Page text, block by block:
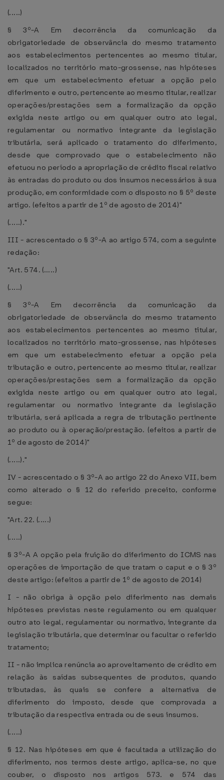
(.....)
§ 3º-A Em decorrência da comunicação da
obrigatoriedade de observância do mesmo tratamento
aos estabelecimentos pertencentes ao mesmo titular,
localizados no território mato-grossense, nas hipóteses
em que um estabelecimento efetuar a opção pelo
diferimento e outro, pertencente ao mesmo titular, realizar
operações/prestações sem a formalização da opção
exigida neste artigo ou em qualquer outro ato legal,
regulamentar ou normativo integrante da legislação
tributária, será aplicado o tratamento do diferimento,
desde que comprovado que o estabelecimento não
efetuou no período a apropriação de crédito fiscal relativo
às entradas do produto ou dos insumos necessários à sua
produção, em conformidade com o disposto no § 5º deste
artigo. (efeitos a partir de 1º de agosto de 2014)"
(.....)."
III - acrescentado o § 3º-A ao artigo 574, com a seguinte
redação:
"Art. 574. (.....)
(.....)
§ 3º-A Em decorrência da comunicação da
obrigatoriedade de observância do mesmo tratamento
aos estabelecimentos pertencentes ao mesmo titular,
localizados no território mato-grossense, nas hipóteses
em que um estabelecimento efetuar a opção pela
tributação e outro, pertencente ao mesmo titular, realizar
operações/prestações sem a formalização da opção
exigida neste artigo ou em qualquer outro ato legal,
regulamentar ou normativo integrante da legislação
tributária, será aplicada a regra de tributação pertinente
ao produto ou à operação/prestação. (efeitos a partir de
1º de agosto de 2014)"
(.....)."
IV - acrescentado o § 3º-A ao artigo 22 do Anexo VII, bem
como alterado o § 12 do referido preceito, conforme
segue:
"Art. 22. (.....)
(.....)
§ 3º-A A opção pela fruição do diferimento do ICMS nas
operações de importação de que tratam o caput e o § 3º
deste artigo: (efeitos a partir de 1º de agosto de 2014)
I - não obriga à opção pelo diferimento nas demais
hipóteses previstas neste regulamento ou em qualquer
outro ato legal, regulamentar ou normativo, integrante da
legislação tributária, que determinar ou facultar o referido
tratamento;
II - não implica renúncia ao aproveitamento de crédito em
relação às saídas subsequentes de produtos, quando
tributadas, às quais se confere a alternativa de
diferimento do imposto, desde que comprovada a
tributação da respectiva entrada ou de seus insumos.
(.....)
§ 12. Nas hipóteses em que é facultada a utilização do
diferimento, nos termos deste artigo, aplica-se, no que
couber, o disposto nos artigos 573. e 574 das